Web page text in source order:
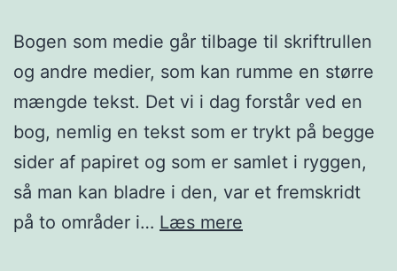
Bogen som medie går tilbage til skriftrullen
og andre medier, som kan rumme en større
mængde tekst. Det vi i dag forstår ved en
bog, nemlig en tekst som er trykt på begge
sider af papiret og som er samlet i ryggen,
så man kan bladre i den, var et fremskridt
på to områder i… Læs mere